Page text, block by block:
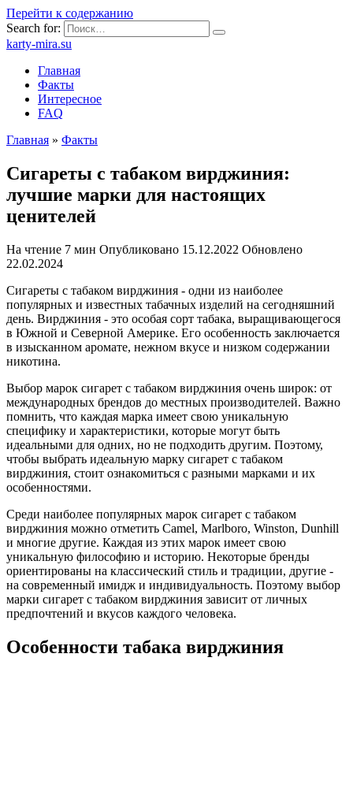
Перейти к содержанию
Search for:
karty-mira.su
Главная
Факты
Интересное
FAQ
Главная » Факты
Сигареты с табаком вирджиния:
лучшие марки для настоящих
ценителей
На чтение 7 мин Опубликовано 15.12.2022 Обновлено
22.02.2024
Сигареты с табаком вирджиния - одни из наиболее
популярных и известных табачных изделий на сегодняшний
день. Вирджиния - это особая сорт табака, выращивающегося
в Южной и Северной Америке. Его особенность заключается
в изысканном аромате, нежном вкусе и низком содержании
никотина.
Выбор марок сигарет с табаком вирджиния очень широк: от
международных брендов до местных производителей. Важно
помнить, что каждая марка имеет свою уникальную
специфику и характеристики, которые могут быть
идеальными для одних, но не подходить другим. Поэтому,
чтобы выбрать идеальную марку сигарет с табаком
вирджиния, стоит ознакомиться с разными марками и их
особенностями.
Среди наиболее популярных марок сигарет с табаком
вирджиния можно отметить Camel, Marlboro, Winston, Dunhill
и многие другие. Каждая из этих марок имеет свою
уникальную философию и историю. Некоторые бренды
ориентированы на классический стиль и традиции, другие -
на современный имидж и индивидуальность. Поэтому выбор
марки сигарет с табаком вирджиния зависит от личных
предпочтений и вкусов каждого человека.
Особенности табака вирджиния